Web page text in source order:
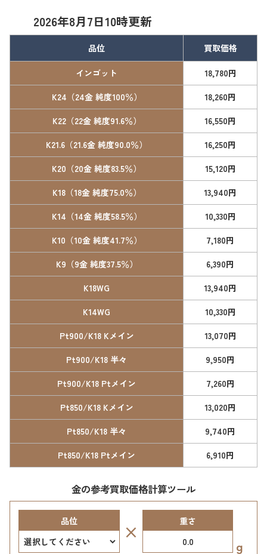
2026年8月7日10時更新
品位 買取価格
インゴット
18,780円
K24（24金 純度100％）
18,260円
K22（22金 純度91.6％）
16,550円
K21.6（21.6金 純度90.0％）
16,250円
K20（20金 純度83.5％）
15,120円
K18（18金 純度75.0％）
13,940円
K14（14金 純度58.5％）
10,330円
K10（10金 純度41.7％）
7,180円
K9（9金 純度37.5％）
6,390円
K18WG
13,940円
K14WG
10,330円
Pt900/K18 Kメイン
13,070円
Pt900/K18 半々
9,950円
Pt900/K18 Ptメイン
7,260円
Pt850/K18 Kメイン
13,020円
Pt850/K18 半々
9,740円
Pt850/K18 Ptメイン
6,910円
金の参考買取価格計算ツール
品位 × 重さ
g